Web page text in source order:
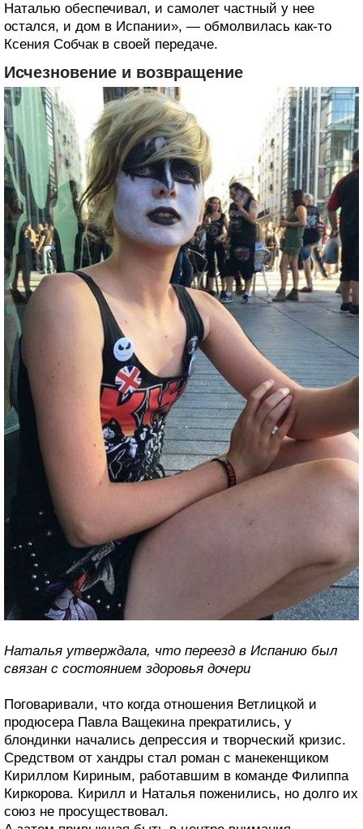
Наталью обеспечивал, и самолет частный у нее
остался, и дом в Испании», — обмолвилась как-то
Ксения Собчак в своей передаче.
Исчезновение и возвращение
Наталья утверждала, что переезд в Испанию был
связан с состоянием здоровья дочери
Поговаривали, что когда отношения Ветлицкой и
продюсера Павла Ващекина прекратились, у
блондинки начались депрессия и творческий кризис.
Средством от хандры стал роман с манекенщиком
Кириллом Кириным, работавшим в команде Филиппа
Киркорова. Кирилл и Наталья поженились, но долго их
союз не просуществовал.